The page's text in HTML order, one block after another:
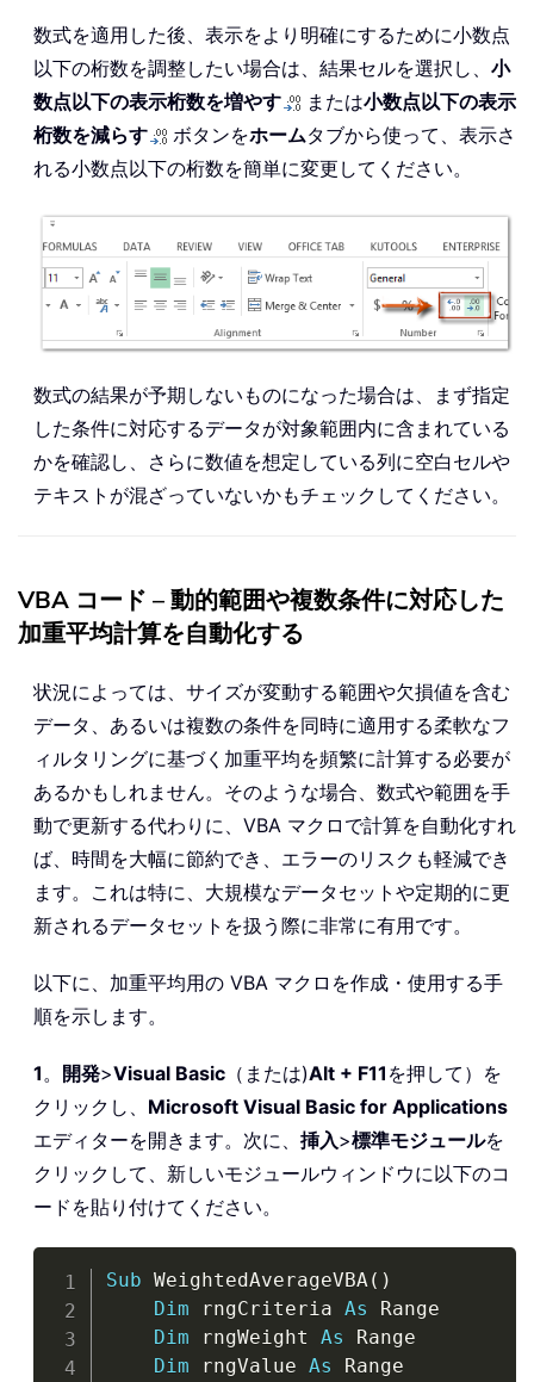
数式を適用した後、表示をより明確にするために小数点
以下の桁数を調整したい場合は、結果セルを選択し、 小
数点以下の表示桁数を増やす
または小数点以下の表示
桁数を減らす
ボタンをホームタブから使って、表示さ
れる小数点以下の桁数を簡単に変更してください。
数式の結果が予期しないものになった場合は、まず指定
した条件に対応するデータが対象範囲内に含まれている
かを確認し、さらに数値を想定している列に空白セルや
テキストが混ざっていないかもチェックしてください。
VBA コード – 動的範囲や複数条件に対応した
加重平均計算を自動化する
状況によっては、サイズが変動する範囲や欠損値を含む
データ、あるいは複数の条件を同時に適用する柔軟なフ
ィルタリングに基づく加重平均を頻繁に計算する必要が
あるかもしれません。そのような場合、数式や範囲を手
動で更新する代わりに、VBA マクロで計算を自動化すれ
ば、時間を大幅に節約でき、エラーのリスクも軽減でき
ます。これは特に、大規模なデータセットや定期的に更
新されるデータセットを扱う際に非常に有用です。
以下に、加重平均用の VBA マクロを作成・使用する手
順を示します。
1。 開発>Visual Basic （または)Alt + F11 を押して）を
クリックし、 Microsoft Visual Basic for Applications
エディターを開きます。次に、 挿入>標準モジュールを
クリックして、新しいモジュールウィンドウに以下のコ
ードを貼り付けてください。
Sub WeightedAverageVBA( )
Dim rngCriteria As Range
Dim rngWeight As Range
Dim rngValue As Range